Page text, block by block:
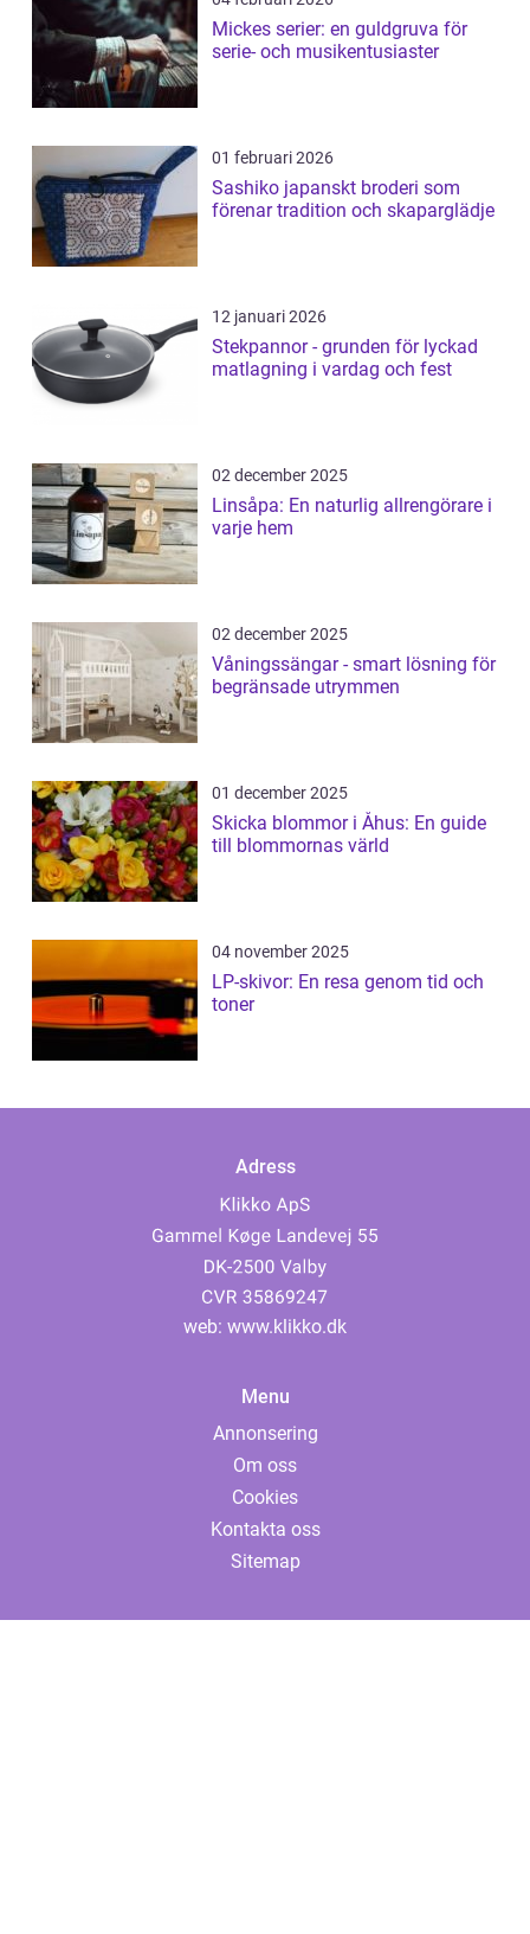
Mickes serier: en guldgruva för
serie- och musikentusiaster
01 februari 2026
Sashiko japanskt broderi som
förenar tradition och skaparglädje
12 januari 2026
Stekpannor - grunden för lyckad
matlagning i vardag och fest
02 december 2025
Linsåpa: En naturlig allrengörare i
varje hem
02 december 2025
Våningssängar - smart lösning för
begränsade utrymmen
01 december 2025
Skicka blommor i Åhus: En guide
till blommornas värld
04 november 2025
LP-skivor: En resa genom tid och
toner
Adress
web: www.klikko.dk
Menu
Annonsering
Om oss
Cookies
Kontakta oss
Sitemap